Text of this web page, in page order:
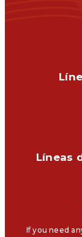
Líneas
If you need